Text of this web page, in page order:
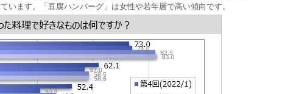
います。「豆腐ハンバーグ」は女性や若年層で高い傾向です。